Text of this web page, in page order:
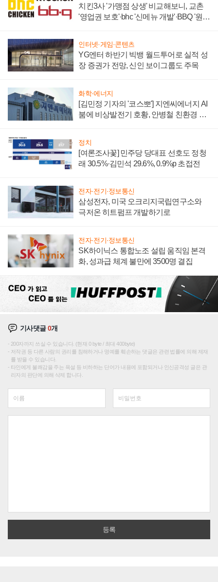
치킨3사 '가맹점 상생' 비교해보니, 교촌
'영업권 보호'·bhc '신메뉴 개발'·BBQ '원가
인터넷·게임·콘텐츠
YG엔터 하반기 빅뱅 월드투어로 실적 성
장 증권가 전망, 신인 보이그룹도 주목
화학·에너지
[김민정 기자의 '코스뽀'] 지엔씨에너지 AI
붐에 비상발전기 호황, 안병철 친환경 에
정치
[여론조사꽃] 민주당 당대표 선호도 정청
래 30.5%·김민석 29.6%, 0.9%p 초접전
전자·전기·정보통신
삼성전자, 미국 오크리지국립연구소와
극저온 히트펌프 개발하기로
전자·전기·정보통신
SK하이닉스 통합노조 설립 움직임 본격
화, 성과급 체계 불만에 3500명 결집
기사댓글0개
200자까지 쓰실 수 있습니다. (현재 0 byte / 최대 400byte)
저작권 등 다른 사람의 권리를 침해하거나 명예를 훼손하는 댓글은 관련 법률에 의해 제재
를 받을 수 있습니다.
타인에게 불쾌감을 주는 욕설 등 비하하는 단어가 내용에 포함되거나 인신공격성 글은 관
리자의 판단에 의해 삭제 합니다.